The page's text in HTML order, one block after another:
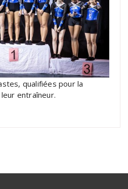
qualifiées pour la
entraîneur.